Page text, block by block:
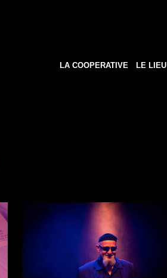
LA COOPERATIVE LE LIEU